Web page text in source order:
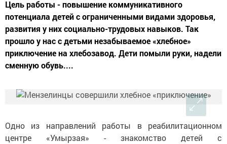
Цель работы - повышение коммуникативного
потенциала детей с ограниченными видами здоровья,
развития у них социально-трудовых навыков. Так
прошло у нас с детьми незабываемое «хлебное»
приключение на хлебозавод. Дети помыли руки, надели
сменную обувь....
Одно из направлений работы в реабилитационном
центре «Умырзая» - знакомство детей с